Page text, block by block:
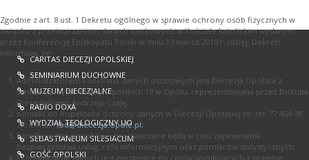
CARITAS DIECEZJI OPOLSKIEJ
SEMINIARIUM DUCHOWNE
MUZEUM DIECEZJALNE
RADIO DOXA
WYDZIAŁ TEOLOGICZNY UO
SEBASTIANEUM SILESIACUM
GOŚĆ OPOLSKI
Zgodnie z art. 8 ust. 1 Dekretu ogólnego w sprawie ochrony osób fizycznych w
związku z przetwarzaniem danych osobowych w Kościele katolickim wydanym
przez Konferencję Episkopatu Polski w dniu 13 marca 2018 r. (dalej: Dekret)
informuję, że:
Administratorem Pani/Pana danych osobowych jest Diecezja Opolska z
siedzibą przy ul. Książąt Opolskich 19 w Opolu, reprezentowana przez Biskupa
Diecezjalnego Andrzeja Czaję;
Kontakt do Inspektora ochrony danych w Diecezji Opolskiej to: tel. 77 454 38
37, e-mail:iod@diecezja.opole.pl;
Pani/Pana dane osobowe przetwarzane będą w celu zapewnienia
bezpieczeństwa usług, celu informacyjnym oraz pomiarów statystycznych;
Przetwarzanie danych jest niezbędne do celów wynikających z prawnie